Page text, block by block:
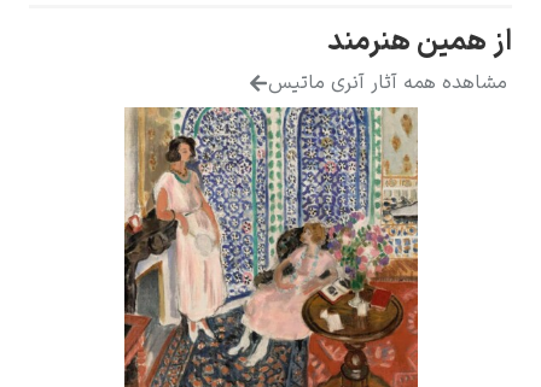
از همین هنرمند
مشاهده همه آثار آنری ماتیس